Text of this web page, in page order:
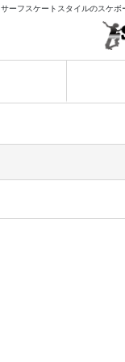
サーフスケートスタイルのスケ